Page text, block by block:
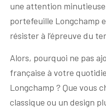
une attention
portefeuille Longchamp
résister à l’épreuve du
Alors, pourquoi ne pas
française à votre
Longchamp ? Que vous
classique ou un design